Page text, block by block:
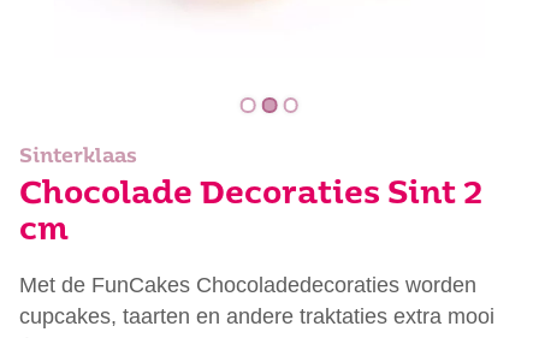
Sinterklaas
Chocolade Decoraties Sint 2
cm
Met de FunCakes Chocoladedecoraties worden
cupcakes, taarten en andere traktaties extra mooi